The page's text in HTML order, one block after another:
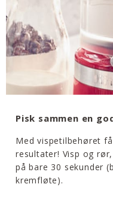
Pisk sammen en
Med vispetilbehøret
resultater! Visp og
på bare 30 sekunder
kremfløte).